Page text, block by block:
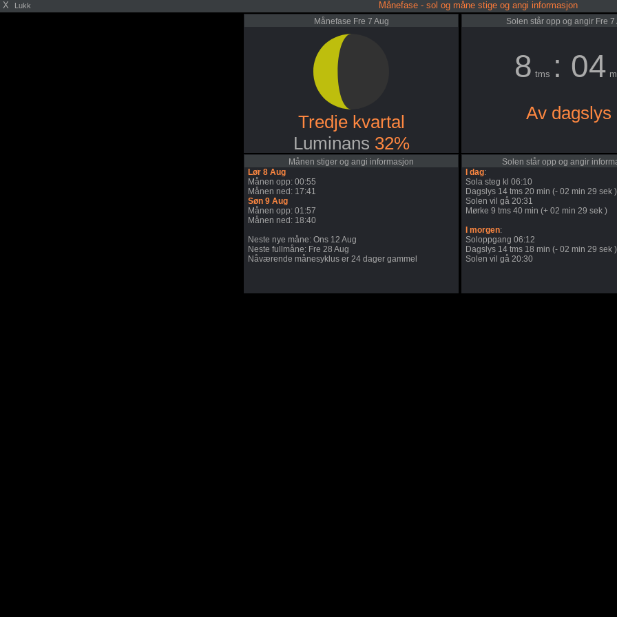
X Lukk Månefase - sol og måne stige og angi informasjon
Månefase Fre 7 Aug
Tredje kvartal
Luminans 32%
Solen står opp og angir Fre 7
8 tms : 04
Av dagslys
Månen stiger og angi informasjon
Lør 8 Aug
Månen opp: 00:55
Månen ned: 17:41
Søn 9 Aug
Månen opp: 01:57
Månen ned: 18:40
Neste nye måne: Ons 12 Aug
Neste fullmåne: Fre 28 Aug
Nåværende månesyklus er 24 dager gammel
Solen står opp og angir
I dag:
Sola steg kl 06:10
Dagslys 14 tms 20 min (- 02 min 29 sek )
Solen vil gå 20:31
Mørke 9 tms 40 min (+ 02 min 29 sek )
I morgen:
Soloppgang 06:12
Dagslys 14 tms 18 min (- 02 min 29 sek )
Solen vil gå 20:30